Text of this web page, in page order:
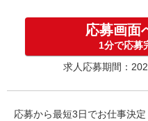
応募画面
1分で応募
求人応募期間：
応募から最短3日でお仕事決